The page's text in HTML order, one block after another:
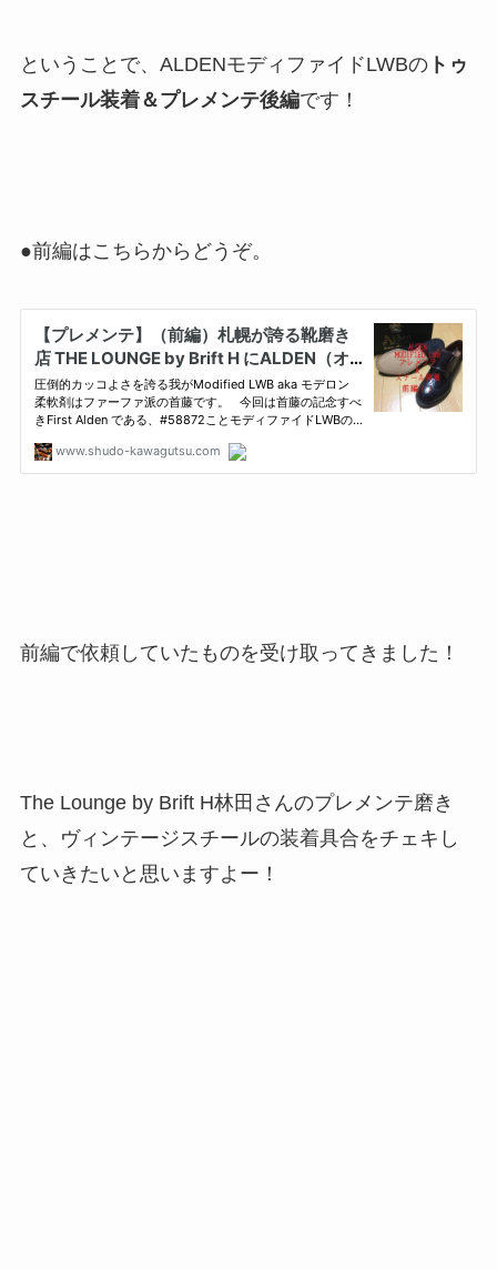
ということで、ALDENモディファイドLWBのトゥ
スチール装着＆プレメンテ後編です！
●前編はこちらからどうぞ。
前編で依頼していたものを受け取ってきました！
The Lounge by Brift H林田さんのプレメンテ磨き
と、ヴィンテージスチールの装着具合をチェキし
ていきたいと思いますよー！